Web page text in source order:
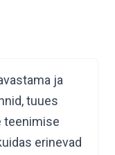
ja
tuues
teenimise
erinevad